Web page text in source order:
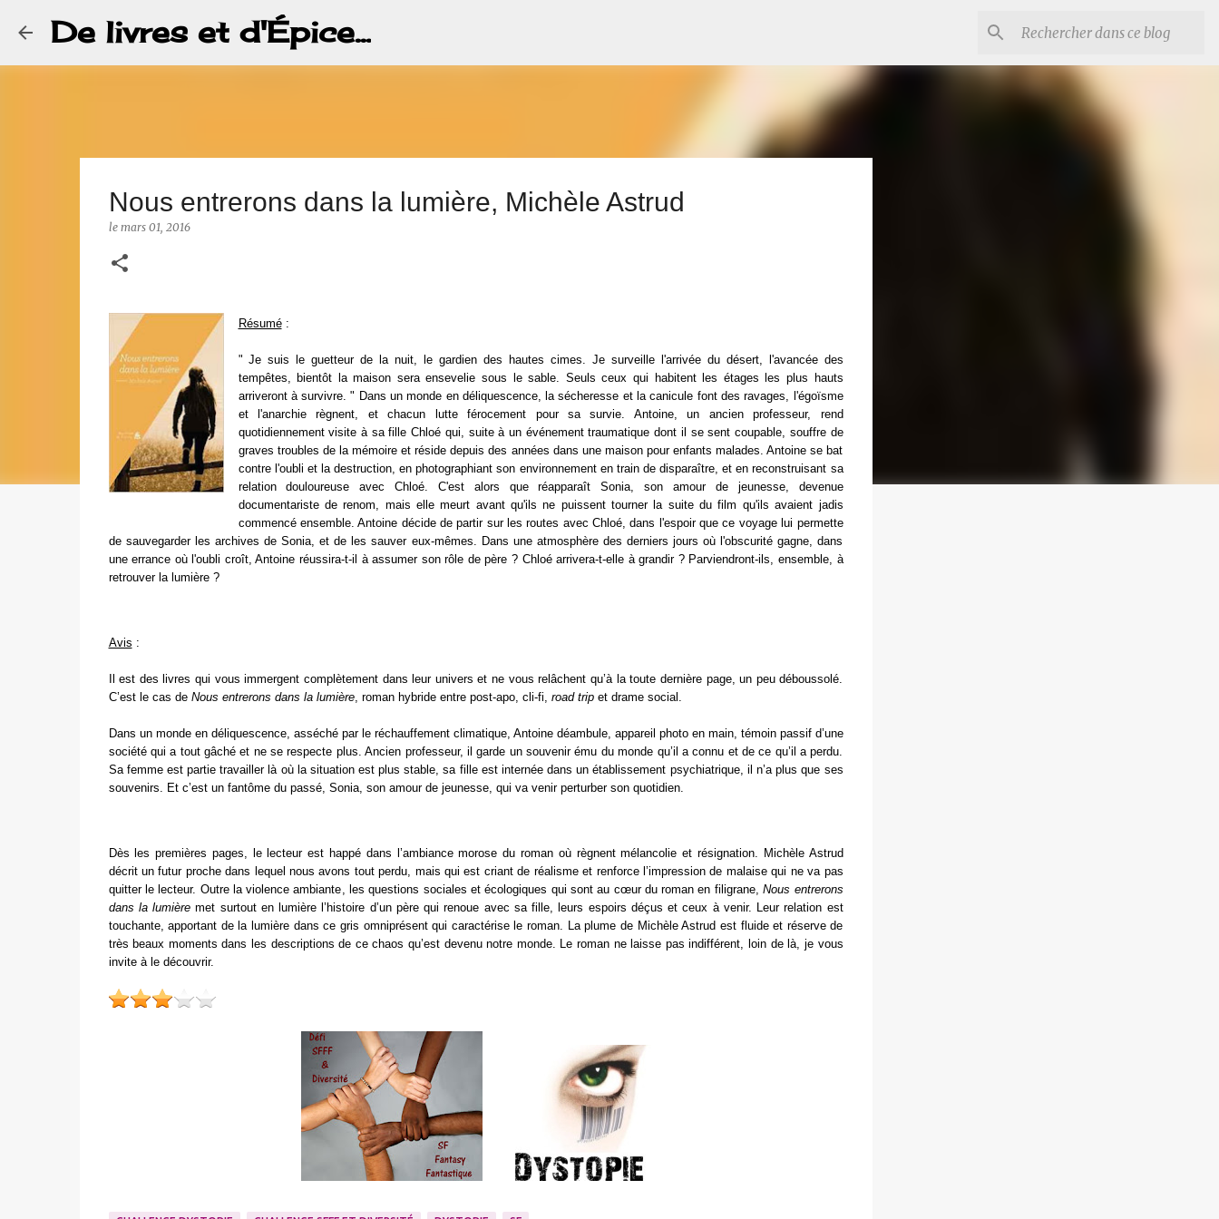
De livres et d'Épice...
Nous entrerons dans la lumière, Michèle Astrud
le mars 01, 2016
Résumé:
" Je suis le guetteur de la nuit, le gardien des hautes cimes. Je surveille l'arrivée du désert, l'avancée des
tempêtes, bientôt la maison sera ensevelie sous le sable. Seuls ceux qui habitent les étages les plus hauts
arriveront à survivre. " Dans un monde en déliquescence, la sécheresse et la canicule font des ravages, l'égoïsme
et l'anarchie règnent, et chacun lutte férocement pour sa survie. Antoine, un ancien professeur, rend
quotidiennement visite à sa fille Chloé qui, suite à un événement traumatique dont il se sent coupable, souffre de
graves troubles de la mémoire et réside depuis des années dans une maison pour enfants malades. Antoine se bat
contre l'oubli et la destruction, en photographiant son environnement en train de disparaître, et en reconstruisant sa
relation douloureuse avec Chloé. C'est alors que réapparaît Sonia, son amour de jeunesse, devenue
documentariste de renom, mais elle meurt avant qu'ils ne puissent tourner la suite du film qu'ils avaient jadis
commencé ensemble. Antoine décide de partir sur les routes avec Chloé, dans l'espoir que ce voyage lui permette
de sauvegarder les archives de Sonia, et de les sauver eux-mêmes. Dans une atmosphère des derniers jours où l'obscurité gagne, dans
une errance où l'oubli croît, Antoine réussira-t-il à assumer son rôle de père ? Chloé arrivera-t-elle à grandir ? Parviendront-ils, ensemble, à
retrouver la lumière ?
Avis :
Il est des livres qui vous immergent complètement dans leur univers et ne vous relâchent qu’à la toute dernière page, un peu déboussolé.
C’est le cas de Nous entrerons dans la lumière, roman hybride entre post-apo, cli-fi, road tripet drame social.
Dans un monde en déliquescence, asséché par le réchauffement climatique, Antoine déambule, appareil photo en main, témoin passif d’une
société qui a tout gâché et ne se respecte plus. Ancien professeur, il garde un souvenir ému du monde qu’il a connu et de ce qu’il a perdu.
Sa femme est partie travailler là où la situation est plus stable, sa fille est internée dans un établissement psychiatrique, il n’a plus que ses
souvenirs. Et c’est un fantôme du passé, Sonia, son amour de jeunesse, qui va venir perturber son quotidien.
Dès les premières pages, le lecteur est happé dans l’ambiance morose du roman où règnent mélancolie et résignation. Michèle Astrud
décrit un futur proche dans lequel nous avons tout perdu, mais qui est criant de réalisme et renforce l’impression de malaise qui ne va pas
quitter le lecteur. Outre la violence ambiante, les questions sociales et écologiques qui sont au cœur du roman en filigrane,Nous entrerons
dans la lumière met surtout en lumière l’histoire d’un père qui renoue avec sa fille, leurs espoirs déçus et ceux à venir. Leur relation est
touchante, apportant de la lumière dans ce gris omniprésent qui caractérise le roman. La plume de Michèle Astrud est fluide et réserve de
très beaux moments dans les descriptions de ce chaos qu’est devenu notre monde. Le roman ne laisse pas indifférent, loin de là, je vous
invite à le découvrir.